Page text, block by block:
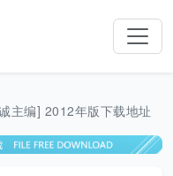
主编] 2012年版下载地址